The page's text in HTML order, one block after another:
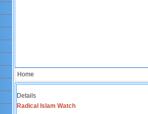
Home
Details
Radical Islam Watch